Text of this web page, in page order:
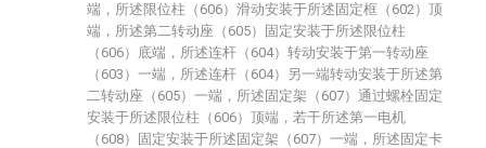
端，所述限位柱（606）滑动安装于所述固定框（602）顶
端，所述第二转动座（605）固定安装于所述限位柱
（606）底端，所述连杆（604）转动安装于第一转动座
（603）一端，所述连杆（604）另一端转动安装于所述第
二转动座（605）一端，所述固定架（607）通过螺栓固定
安装于所述限位柱（606）顶端，若干所述第一电机
（608）固定安装于所述固定架（607）一端，所述固定卡